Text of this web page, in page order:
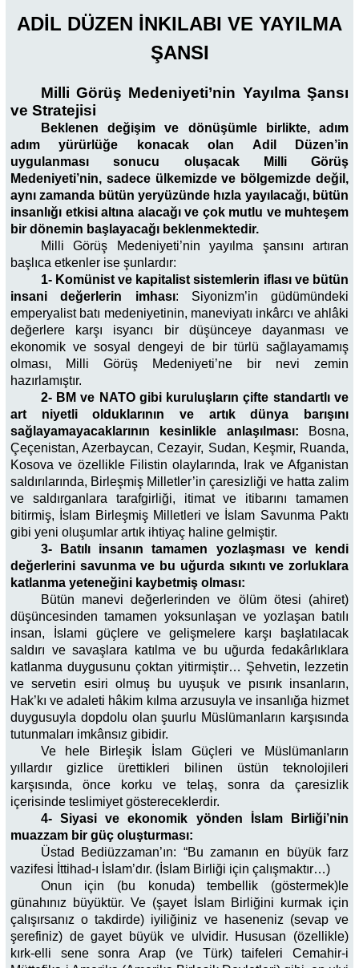
ADİL DÜZEN İNKILABI VE YAYILMA
ŞANSI
Milli Görüş Medeniyeti’nin Yayılma Şansı
ve Stratejisi
Beklenen değişim ve dönüşümle birlikte, adım
adım yürürlüğe konacak olan Adil Düzen’in
uygulanması sonucu oluşacak Milli Görüş
Medeniyeti’nin, sadece ülkemizde ve bölgemizde değil,
aynı zamanda bütün yeryüzünde hızla yayılacağı, bütün
insanlığı etkisi altına alacağı ve çok mutlu ve muhteşem
bir dönemin başlayacağı beklenmektedir.
Milli Görüş Medeniyeti’nin yayılma şansını artıran
başlıca etkenler ise şunlardır:
1- Komünist ve kapitalist sistemlerin iflası ve bütün
insani değerlerin imhası: Siyonizm’in güdümündeki
emperyalist batı medeniyetinin, maneviyatı inkârcı ve ahlâki
değerlere karşı isyancı bir düşünceye dayanması ve
ekonomik ve sosyal dengeyi de bir türlü sağlayamamış
olması, Milli Görüş Medeniyeti’ne bir nevi zemin
hazırlamıştır.
2- BM ve NATO gibi kuruluşların çifte standartlı ve
art niyetli olduklarının ve artık dünya barışını
sağlayamayacaklarının kesinlikle anlaşılması:
Bosna,
Çeçenistan, Azerbaycan, Cezayir, Sudan, Keşmir, Ruanda,
Kosova ve özellikle Filistin olaylarında, Irak ve Afganistan
saldırılarında, Birleşmiş Milletler’in çaresizliği ve hatta zalim
ve saldırganlara tarafgirliği, itimat ve itibarını tamamen
bitirmiş, İslam Birleşmiş Milletleri ve İslam Savunma Paktı
gibi yeni oluşumlar artık ihtiyaç haline gelmiştir.
3- Batılı insanın tamamen yozlaşması ve kendi
değerlerini savunma ve bu uğurda sıkıntı ve zorluklara
katlanma yeteneğini kaybetmiş olması:
Bütün manevi değerlerinden ve ölüm ötesi (ahiret)
düşüncesinden tamamen yoksunlaşan ve yozlaşan batılı
insan, İslami güçlere ve gelişmelere karşı başlatılacak
saldırı ve savaşlara katılma ve bu uğurda fedakârlıklara
katlanma duygusunu çoktan yitirmiştir… Şehvetin, lezzetin
ve servetin esiri olmuş bu uyuşuk ve pısırık insanların,
Hak’kı ve adaleti hâkim kılma arzusuyla ve insanlığa hizmet
duygusuyla dopdolu olan şuurlu Müslümanların karşısında
tutunmaları imkânsız gibidir.
Ve hele Birleşik İslam Güçleri ve Müslümanların
yıllardır gizlice ürettikleri bilinen üstün teknolojileri
karşısında, önce korku ve telaş, sonra da çaresizlik
içerisinde teslimiyet göstereceklerdir.
4- Siyasi ve ekonomik yönden İslam Birliği’nin
muazzam bir güç oluşturması:
Üstad Bediüzzaman’ın: “Bu zamanın en büyük farz
vazifesi İttihad-ı İslam’dır. (İslam Birliği için çalışmaktır…)
Onun için (bu konuda) tembellik (göstermek)le
günahınız büyüktür. Ve (şayet İslam Birliğini kurmak için
çalışırsanız o takdirde) iyiliğiniz ve haseneniz (sevap ve
şerefiniz) de gayet büyük ve ulvidir. Hususan (özellikle)
kırk-elli sene sonra Arap (ve Türk) taifeleri Cemahir-i